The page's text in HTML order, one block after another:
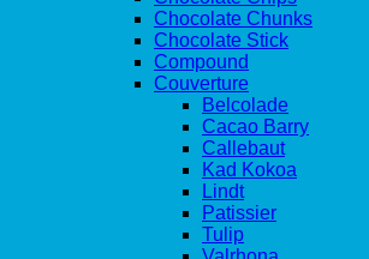
Chocolate Chunks
Chocolate Stick
Compound
Couverture
Belcolade
Cacao Barry
Callebaut
Kad Kokoa
Lindt
Patissier
Tulip